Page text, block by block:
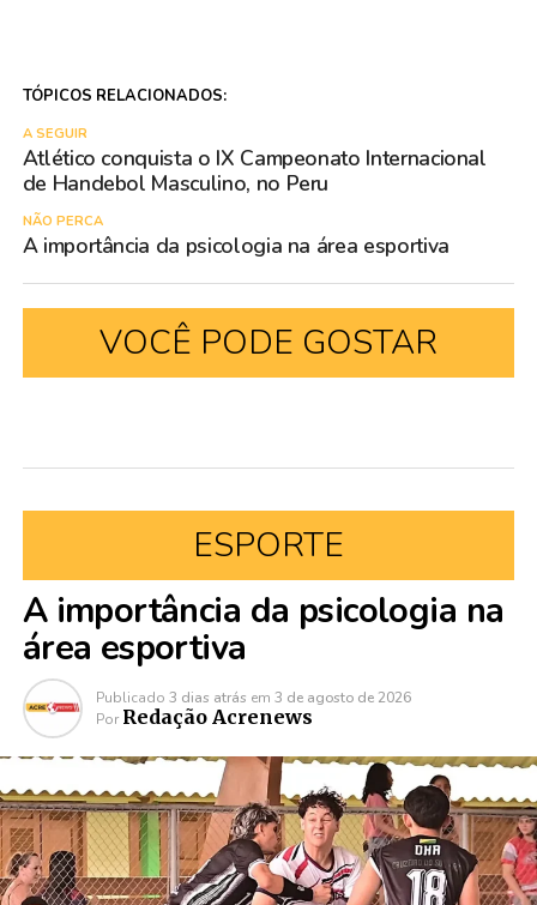
TÓPICOS RELACIONADOS:
A SEGUIR
Atlético conquista o IX Campeonato Internacional
de Handebol Masculino, no Peru
NÃO PERCA
A importância da psicologia na área esportiva
VOCÊ PODE GOSTAR
ESPORTE
A importância da psicologia na
área esportiva
Publicado 3 dias atrás em 3 de agosto de 2026
Por Redação Acrenews